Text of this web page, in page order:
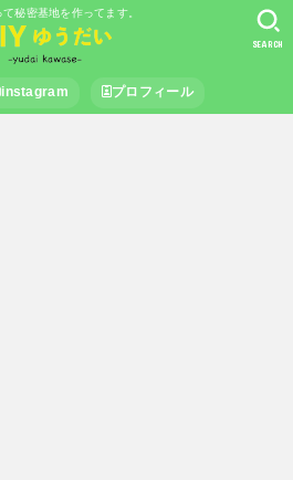
秘密基地を作ってます。
instagram プロフィール
SEARCH